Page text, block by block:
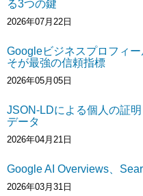
る3つの鍵
2026年07月22日
Googleビジネスプロフィ
そが最強の信頼指標
2026年05月05日
JSON-LDによる個人の証
データ
2026年04月21日
Google AI Overviews、
2026年03月31日